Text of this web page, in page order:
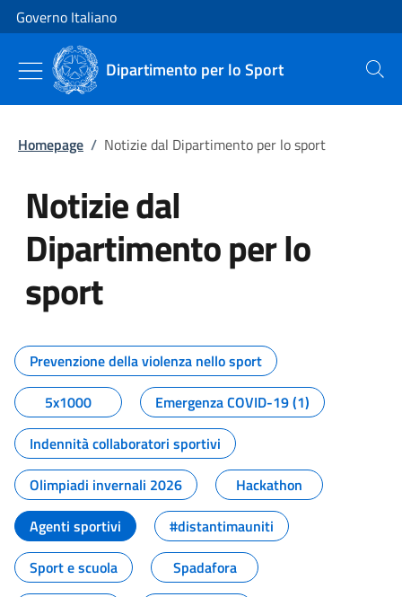
Vai al contenuto
Vai alla navigazione del sito
Governo Italiano
Dipartimento per lo Sport Cerca
Homepage / Notizie dal Dipartimento per lo sport
Notizie dal
Dipartimento per lo
sport
Tutti i contenuti della pagina
Prevenzione della violenza nello sport
5x1000
Emergenza COVID-19 (1)
Indennità collaboratori sportivi
Olimpiadi invernali 2026
Hackathon
Agenti sportivi
#distantimauniti
Sport e scuola
Spadafora